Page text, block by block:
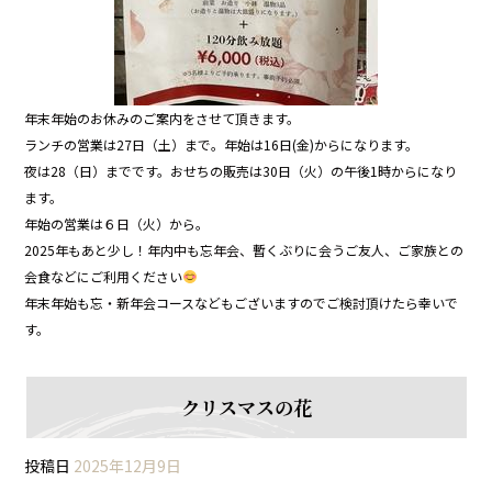
年末年始のお休みのご案内をさせて頂きます。
ランチの営業は27日（土）まで。年始は16日(金)からになります。
夜は28（日）までです。おせちの販売は30日（火）の午後1時からになり
ます。
年始の営業は６日（火）から。
2025年もあと少し！年内中も忘年会、暫くぶりに会うご友人、ご家族との
会食などにご利用ください
年末年始も忘・新年会コースなどもございますのでご検討頂けたら幸いで
す。
クリスマスの花
投稿日 2025年12月9日